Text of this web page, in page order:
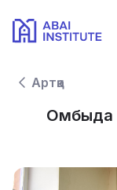
Артқа
Омбыда